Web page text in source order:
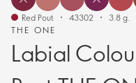
THE ONE
Labial
Red Pout 43302 3.8 g.